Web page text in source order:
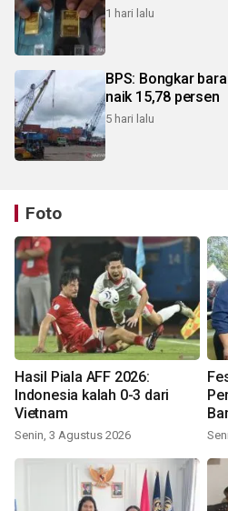
1 hari lalu
BPS: Bongkar
naik 15,78 persen
5 hari lalu
Foto
Hasil Piala AFF 2026:
Indonesia kalah 0-3 dari
Vietnam
Senin, 3 Agustus 2026